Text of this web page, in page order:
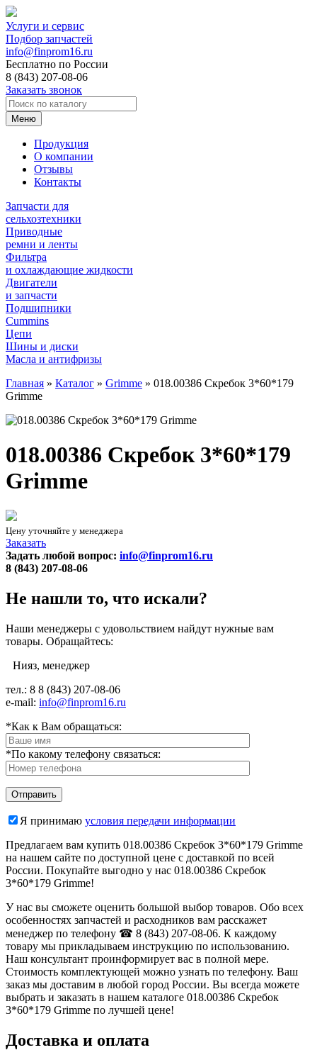
Услуги и сервис
Подбор запчастей
info@finprom16.ru
Бесплатно по России
8 (843) 207-08-06
Заказать звонок
Меню
Продукция
О компании
Отзывы
Контакты
Запчасти для
сельхозтехники
Приводные
ремни и ленты
Фильтра
и охлаждающие жидкости
Двигатели
и запчасти
Подшипники
Cummins
Цепи
Шины и диски
Масла и антифризы
Главная » Каталог » Grimme » 018.00386 Скребок 3*60*179
Grimme
018.00386 Скребок 3*60*179
Grimme
Цену уточняйте у менеджера
Заказать
Задать любой вопрос: info@finprom16.ru
8 (843) 207-08-06
Не нашли то, что искали?
Наши менеджеры с удовольствием найдут нужные вам
товары. Обращайтесь:
Нияз, менеджер
тел.: 8 8 (843) 207-08-06
e-mail: info@finprom16.ru
*Как к Вам обращаться:
*По какому телефону связаться:
Я принимаю условия передачи информации
Предлагаем вам купить 018.00386 Скребок 3*60*179 Grimme
на нашем сайте по доступной цене с доставкой по всей
России. Покупайте выгодно у нас 018.00386 Скребок
3*60*179 Grimme!
У нас вы сможете оценить большой выбор товаров. Обо всех
особенностях запчастей и расходников вам расскажет
менеджер по телефону ☎ 8 (843) 207-08-06. К каждому
товару мы прикладываем инструкцию по использованию.
Наш консультант проинформирует вас в полной мере.
Стоимость комплектующей можно узнать по телефону. Ваш
заказ мы доставим в любой город России. Вы всегда можете
выбрать и заказать в нашем каталоге 018.00386 Скребок
3*60*179 Grimme по лучшей цене!
Доставка и оплата